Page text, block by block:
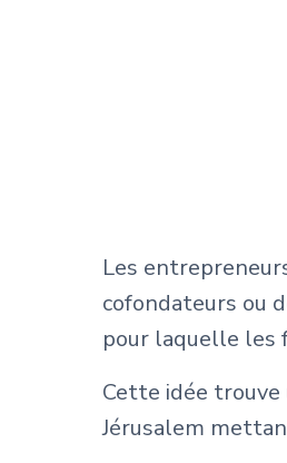
Les
cofondateurs ou
pour laquelle les
Cette idée
Jérusalem